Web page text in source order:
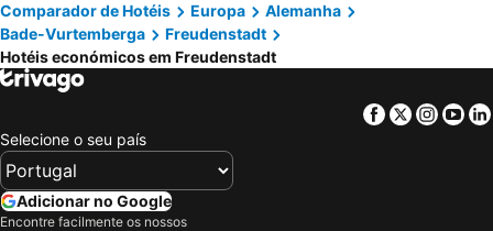
Comparador de Hotéis Europa
Alemanha
Bade-Vurtemberga
Freudenstadt
Hotéis económicos em Freudenstadt
Facebook
Twitter
Selecione o seu país
Adicionar no Google
Encontre facilmente os nossos